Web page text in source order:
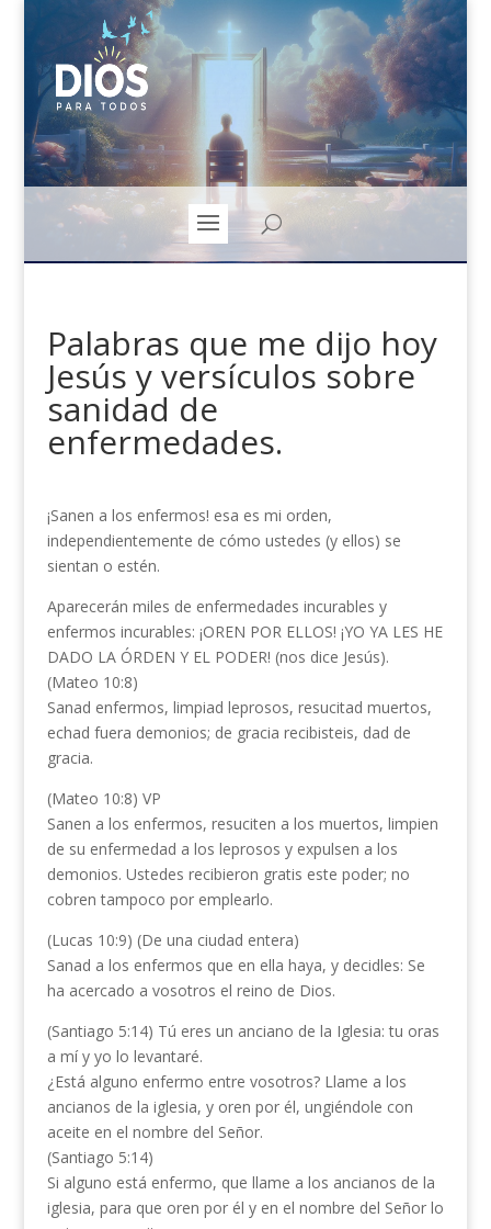
Palabras que me dijo hoy
Jesús y versículos sobre
sanidad de
enfermedades.
¡Sanen a los enfermos! esa es mi orden,
independientemente de cómo ustedes (y ellos) se
sientan o estén.
Aparecerán miles de enfermedades incurables y
enfermos incurables: ¡OREN POR ELLOS! ¡YO YA LES HE
DADO LA ÓRDEN Y EL PODER! (nos dice Jesús).
(Mateo 10:8)
Sanad enfermos, limpiad leprosos, resucitad muertos,
echad fuera demonios; de gracia recibisteis, dad de
gracia.
(Mateo 10:8) VP
Sanen a los enfermos, resuciten a los muertos, limpien
de su enfermedad a los leprosos y expulsen a los
demonios. Ustedes recibieron gratis este poder; no
cobren tampoco por emplearlo.
(Lucas 10:9) (De una ciudad entera)
Sanad a los enfermos que en ella haya, y decidles: Se
ha acercado a vosotros el reino de Dios.
(Santiago 5:14) Tú eres un anciano de la Iglesia: tu oras
a mí y yo lo levantaré.
¿Está alguno enfermo entre vosotros? Llame a los
ancianos de la iglesia, y oren por él, ungiéndole con
aceite en el nombre del Señor.
(Santiago 5:14)
Si alguno está enfermo, que llame a los ancianos de la
iglesia, para que oren por él y en el nombre del Señor lo